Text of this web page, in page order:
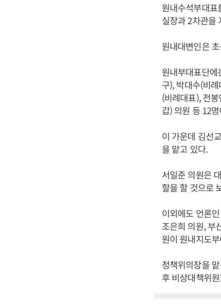
원내수석부대표
실장과 2차관을
원내대변인은
원내부대표단에
구), 박대수(비
(비례대표), 전
갑) 의원 등 12
이 가운데 김선
을 맡고 있다.
서일준 의원은
할을 할 것으로
이외에도 언론
조은희 의원, 부
원이 원내지도
정책위의장을
후 비상대책위